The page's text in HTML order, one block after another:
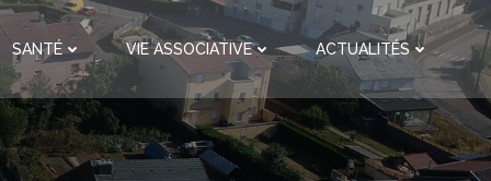
SANTÉ VIE ASSOCIATIVE ACTUALITÉS